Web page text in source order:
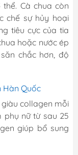
Cà chua còn
chế sự hủy hoại
tiêu cực của tia
hoặc nước ép
chắc hơn, độ
Hàn Quốc
collagen mỗi
phụ nữ từ sau 25
giúp bổ sung